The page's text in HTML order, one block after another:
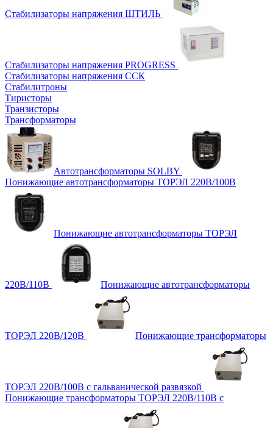
Стабилизаторы напряжения ШТИЛЬ
Стабилизаторы напряжения PROGRESS
Стабилизаторы напряжения ССК
Стабилитроны
Тиристоры
Транзисторы
Трансформаторы
Автотрансформаторы SOLBY
Понижающие автотрансформаторы ТОРЭЛ 220В/100В
Понижающие автотрансформаторы ТОРЭЛ
220В/110В Понижающие автотрансформаторы
ТОРЭЛ 220В/120В Понижающие трансформаторы
ТОРЭЛ 220В/100В с гальванической развязкой
Понижающие трансформаторы ТОРЭЛ 220В/110В с